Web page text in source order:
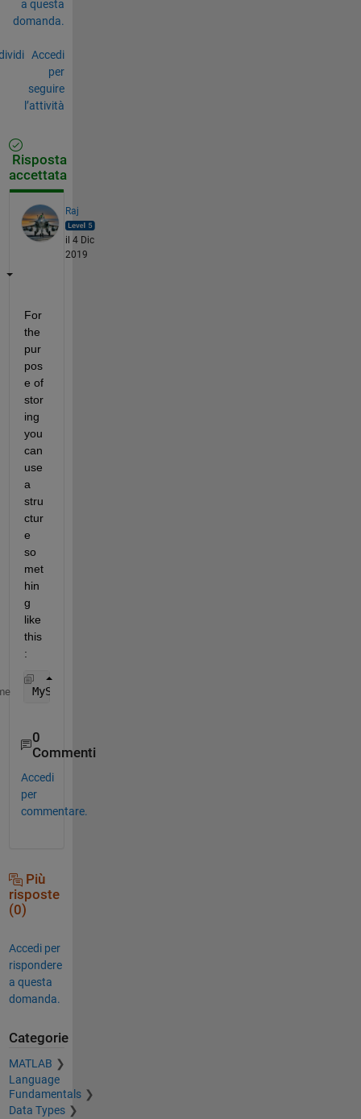
a questa
domanda.
Accedi
per
seguire
l’attività
Risposta
accettata
Raj
il 4 Dic
2019
For
the
pur
pos
e of
stor
ing
you
can
use
a
stru
ctur
e
so
met
hin
g
like
this
:
MyStructure = struct(
0
Commenti
Accedi
per
commentare.
Più
risposte
(0)
Accedi per
rispondere
a questa
domanda.
Categorie
MATLAB
Language
Fundamentals
Data Types